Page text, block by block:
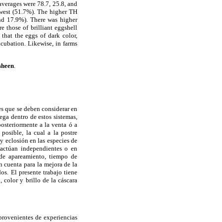
were 78.7, 25.8, and
(51.7%). The higher TH
17.9%). There was higher
those of brilliant eggshell
the eggs of dark color,
Likewise, in farms
que se deben considerar en
dentro de estos sistemas,
a la venta ó a
posible, la cual a la postre
eclosión en las especies de
independientes o en
apareamiento, tiempo de
cuenta para la mejora de la
El presente trabajo tiene
color y brillo de la cáscara
de experiencias